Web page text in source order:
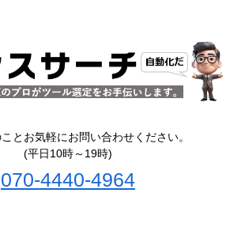
とお気軽にお問い合わせください。
(平日10時～19時)
070-4440-4964